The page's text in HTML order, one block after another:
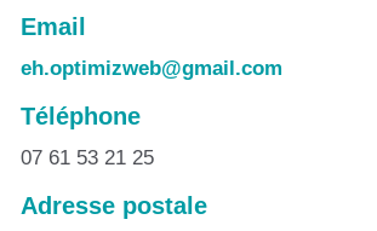
Email
eh.optimizweb@gmail.com
Téléphone
07 61 53 21 25
Adresse postale